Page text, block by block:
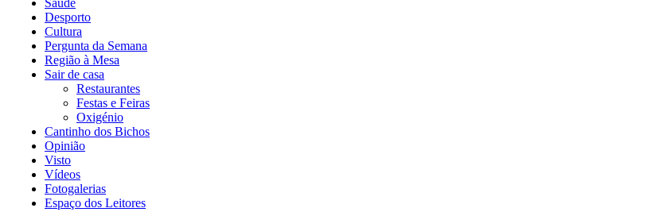
Desporto
Cultura
Pergunta da Semana
Região à Mesa
Sair de casa
Restaurantes
Festas e Feiras
Oxigénio
Cantinho dos Bichos
Opinião
Visto
Vídeos
Fotogalerias
Espaço dos Leitores